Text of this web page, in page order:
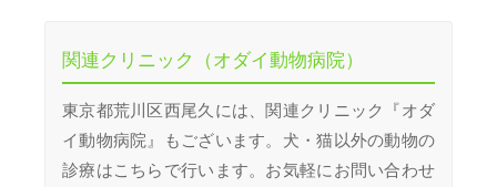
関連クリニック（オダイ動物病院）
東京都荒川区西尾久には、関連クリニック『オダ
イ動物病院』もございます。犬・猫以外の動物の
診療はこちらで行います。お気軽にお問い合わせ